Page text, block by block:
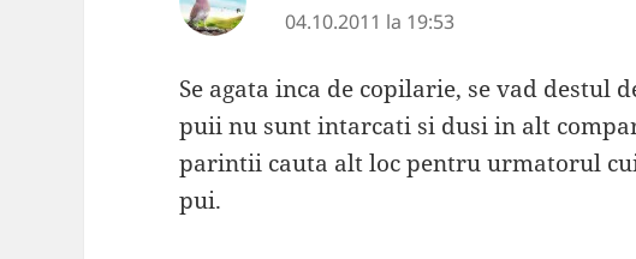
04.10.2011 la 19:53
Se agata inca de copilarie, se vad destul
puii nu sunt intarcati si dusi in alt
parintii cauta alt loc pentru urmatorul
pui.